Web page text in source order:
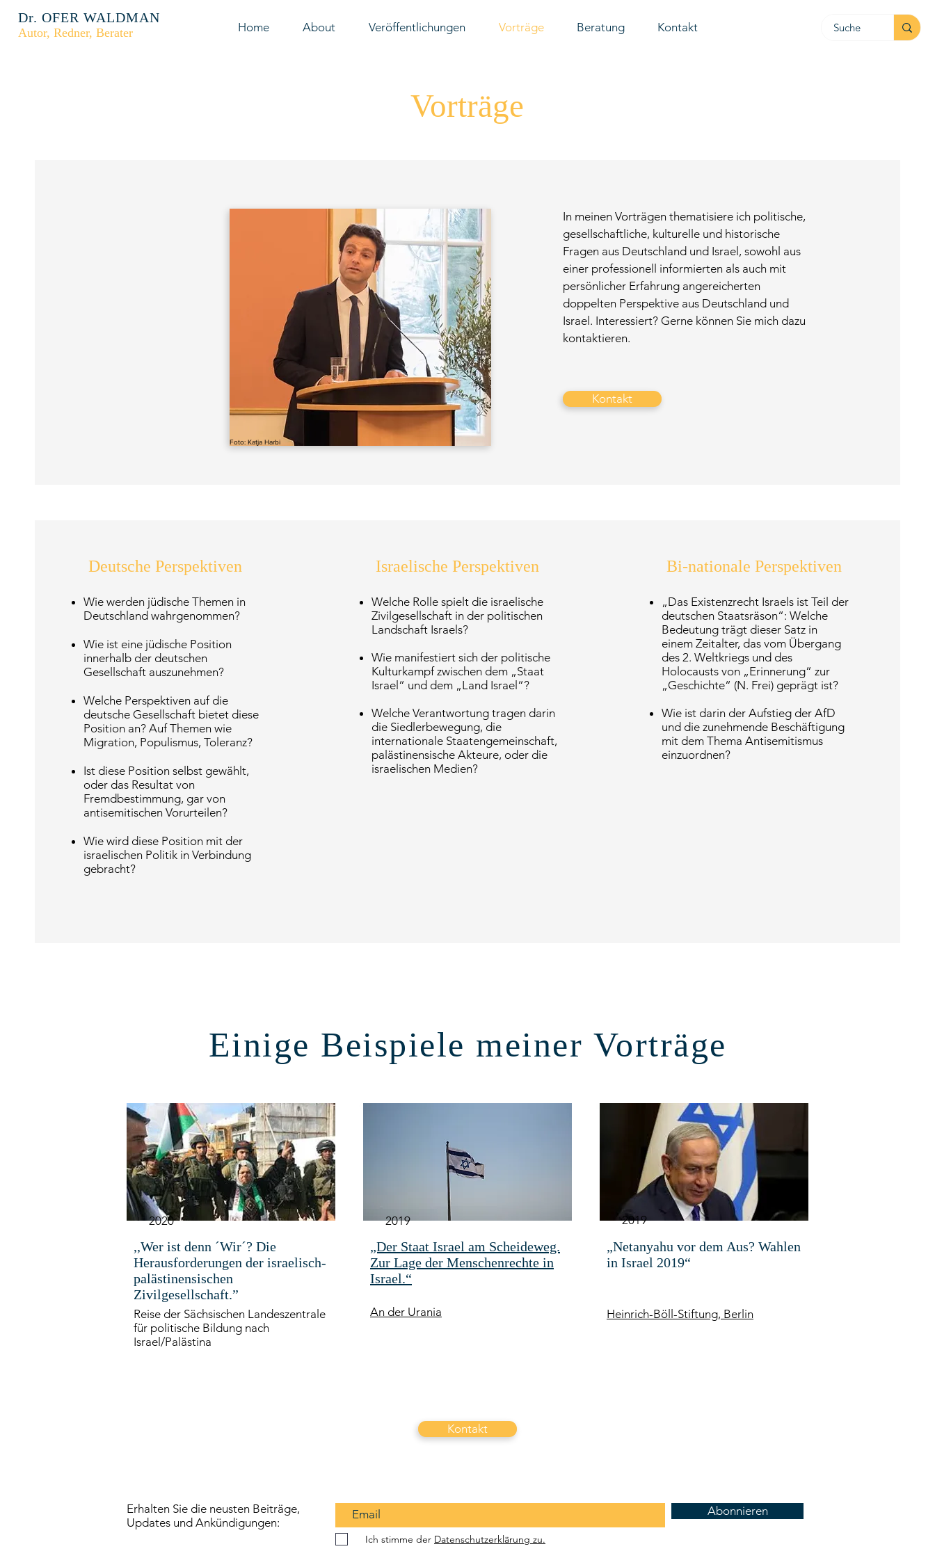
Dr. OFER WALDMAN
Autor, Redner, Berater Home About Veröffentlichungen Vorträge Beratung Kontakt
Vorträge
Foto: Katja Harbi
In meinen Vorträgen thematisiere ich politische,
gesellschaftliche, kulturelle und historische
Fragen aus Deutschland und Israel, sowohl aus
einer professionell informierten als auch mit
persönlicher Erfahrung angereicherten
doppelten Perspektive aus Deutschland und
Israel. Interessiert? Gerne können Sie mich dazu
kontaktieren.
Kontakt
Deutsche Perspektiven
Wie werden jüdische Themen in
Deutschland wahrgenommen?
Wie ist eine jüdische Position
innerhalb der deutschen
Gesellschaft auszunehmen?
Welche Perspektiven auf die
deutsche Gesellschaft bietet diese
Position an? Auf Themen wie
Migration, Populismus, Toleranz?
Ist diese Position selbst gewählt,
oder das Resultat von
Fremdbestimmung, gar von
antisemitischen Vorurteilen?
Wie wird diese Position mit der
israelischen Politik in Verbindung
gebracht?
Israelische Perspektiven
Welche Rolle spielt die israelische
Zivilgesellschaft in der politischen
Landschaft Israels?
Wie manifestiert sich der politische
Kulturkampf zwischen dem „Staat
Israel“ und dem „Land Israel“?
Welche Verantwortung tragen darin
die Siedlerbewegung, die
internationale Staatengemeinschaft,
palästinensische Akteure, oder die
israelischen Medien?
Bi-nationale Perspektiven
„Das Existenzrecht Israels ist Teil der
deutschen Staatsräson“: Welche
Bedeutung trägt dieser Satz in
einem Zeitalter, das vom Übergang
des 2. Weltkriegs und des
Holocausts von „Erinnerung“ zur
„Geschichte“ (N. Frei) geprägt ist?
Wie ist darin der Aufstieg der AfD
und die zunehmende Beschäftigung
mit dem Thema Antisemitismus
einzuordnen?
Einige Beispiele meiner Vorträge
2020
,,Wer ist denn ´Wir´? Die
Herausforderungen der israelisch-
palästinensischen
Zivilgesellschaft.”
Reise der Sächsischen Landeszentrale
für politische Bildung nach
Israel/Palästina
2019
„Der Staat Israel am Scheideweg.
Zur Lage der Menschenrechte in
Israel.“
An der Urania
2019
„Netanyahu vor dem Aus? Wahlen
in Israel 2019“
Heinrich-Böll-Stiftung, Berlin
Kontakt
Erhalten Sie die neusten Beiträge,
Updates und Ankündigungen:
Ich stimme der Datenschutzerklärung zu.
Abonnieren